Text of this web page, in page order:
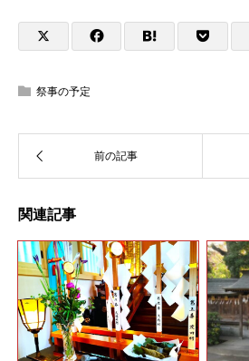
祭事の予定
関連記事